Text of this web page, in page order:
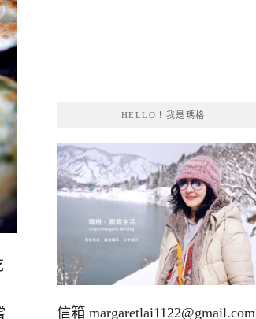
HELLO！我是瑪格
信箱 margaretlai1122@gmail.com